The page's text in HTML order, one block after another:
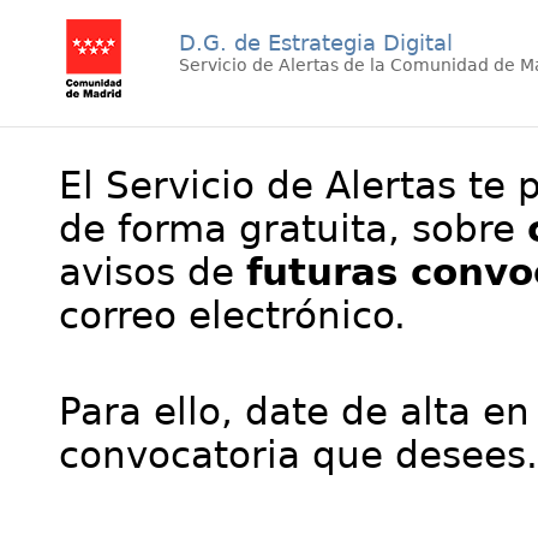
D.G. de Estrategia Digital
Servicio de Alertas de la Comunidad de
El Servicio de Alertas te
de forma gratuita, sobre
avisos de futuras
correo electrónico.
Para ello, date de alta
convocatoria que desees.